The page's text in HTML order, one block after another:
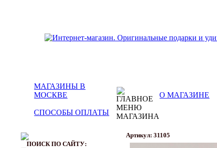
МАГАЗИНЫ В
МОСКВЕ
О МАГАЗИНЕ
СПОСОБЫ ОПЛАТЫ
ПОИСК ПО САЙТУ:
Артикул: 31105